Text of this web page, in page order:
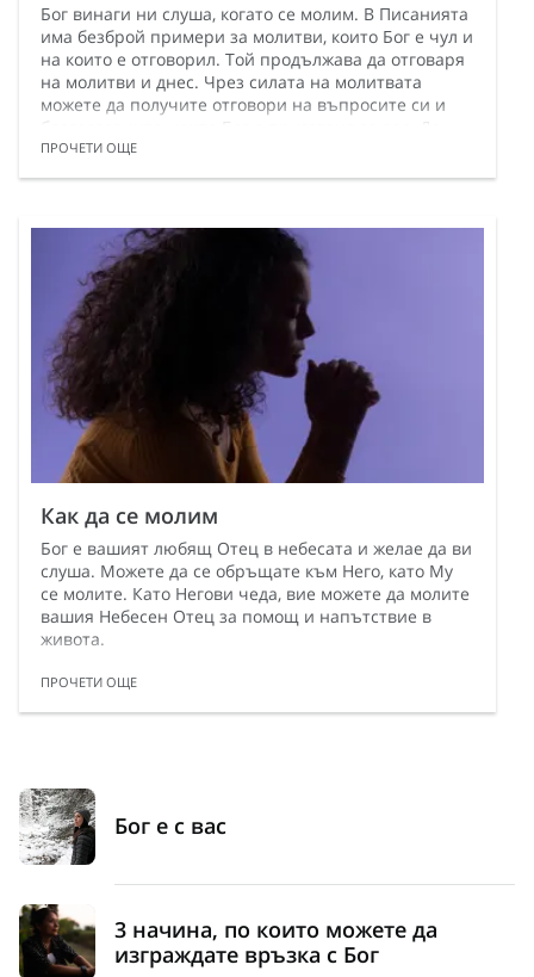
Бог винаги ни слуша, когато се молим. В Писанията
има безброй примери за молитви, които Бог е чул и
на които е отговорил. Той продължава да отговаря
на молитви и днес. Чрез силата на молитвата
можете да получите отговори на въпросите си и
отговаря на молитви е един от многото начини, по
ПРОЧЕТИ ОЩЕ
Как да се молим
Бог е вашият любящ Отец в небесата и желае да ви
слуша. Можете да се обръщате към Него, като Му
се молите. Като Негови чеда, вие можете да молите
вашия Небесен Отец за помощ и напътствие в
живота.
ПРОЧЕТИ ОЩЕ
Бог е с вас
3 начина, по които можете да
изграждате връзка с Бог